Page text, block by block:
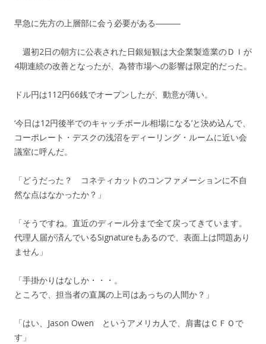
早急に先方の上層部に会う必要がある―――
週初2日の朝方に公表された日銀短観は大企業製造業のＤＩが
4期連続の改善となったが、為替市場への影響は限定的だった。
ドル円は112円66銭でオープンしたが、動意が薄い。
‘今日は12円後半でのキャッチボール相場になる’と決め込んで、
コーポレート・デスクの浅沼をディーリング・ルームに近い会
議室に呼んだ。
「どうだった？ コネティカットのコンファメーションに不自
然な点はなかったか？」
「そうですね。直近のディール分まで全て戻ってきています。
代理人届が済んでいるSignatureもあるので、表面上は問題あり
ません」
「手掛かりはなしか・・・。
ところで、担当者の直属の上司はあっちの人間か？」
「はい、Jason Owen というアメリカ人で、肩書はＣＦＯで
す」